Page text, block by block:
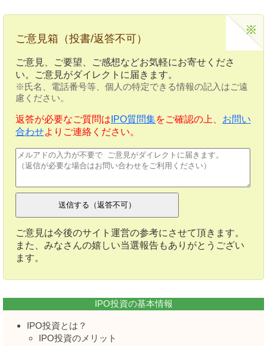
ご意見箱（投書/返答不可）
ご意見、ご要望、ご感想などお気軽にお寄せくださ
い。ご意見がダイレクトに届きます。
※氏名、電話番号等、個人の特定できる情報の記入はご遠
慮ください。
返答が必要なご質問は IPO質問集をご確認の上、 お問い
合わせよりご連絡ください。
ご意見は今後のサイト運営の参考にさせて頂きます。
また、みなさんの嬉しい当選報告もありがとうござい
ます。
IPO投資の基本情報
IPO投資とは？
IPO投資のメリット